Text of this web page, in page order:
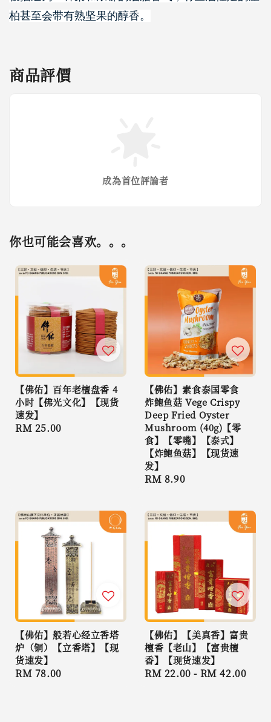
柏甚至会带有熟坚果的醇香。
商品評價
成為首位評論者
你也可能会喜欢。。。
【佛佑】百年老檀盘香 4
小时【佛光文化】【现货
速发】
Regular
RM 25.00
【佛佑】素食泰国零食
炸鲍鱼菇 Vege Crispy
Deep Fried Oyster
Mushroom (40g)【零
食】【零嘴】【泰式】
【炸鲍鱼菇】【现货速
发】
Regular
RM 8.90
【佛佑】般若心经立香塔
炉（铜）【立香塔】【现
货速发】
Regular
RM 78.00
【佛佑】【美真香】富贵
檀香【老山】【富贵檀
香】【现货速发】
Regular
RM 22.00 - RM 42.00